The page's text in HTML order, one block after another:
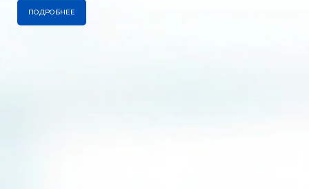
ПОДРОБНЕЕ